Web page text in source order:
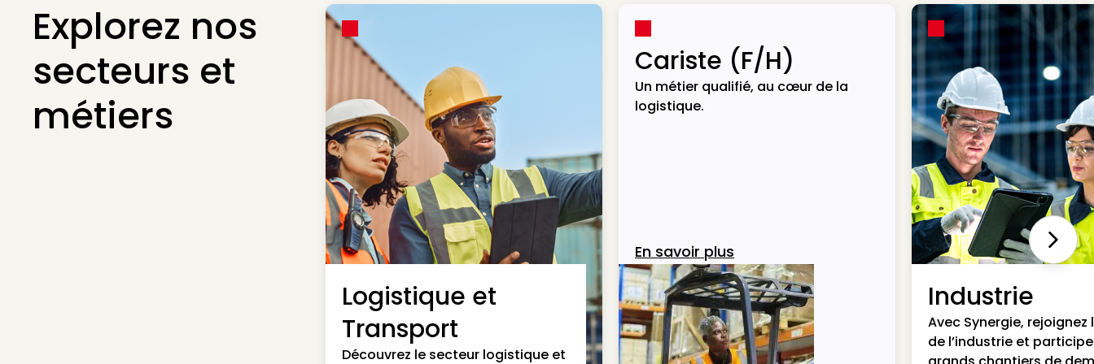
Explorez nos
secteurs et
métiers
Logistique et
Transport
Découvrez le secteur logistique et
Cariste (F/H)
Un métier qualifié, au cœur de la
logistique.
En savoir plus
Industrie
Avec Synergie, rejoignez
de l’industrie et
Next